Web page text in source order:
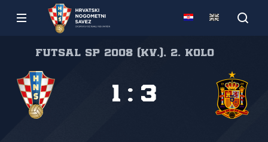
Futsal SP 2008 (kv.), 2. kolo
1 : 3